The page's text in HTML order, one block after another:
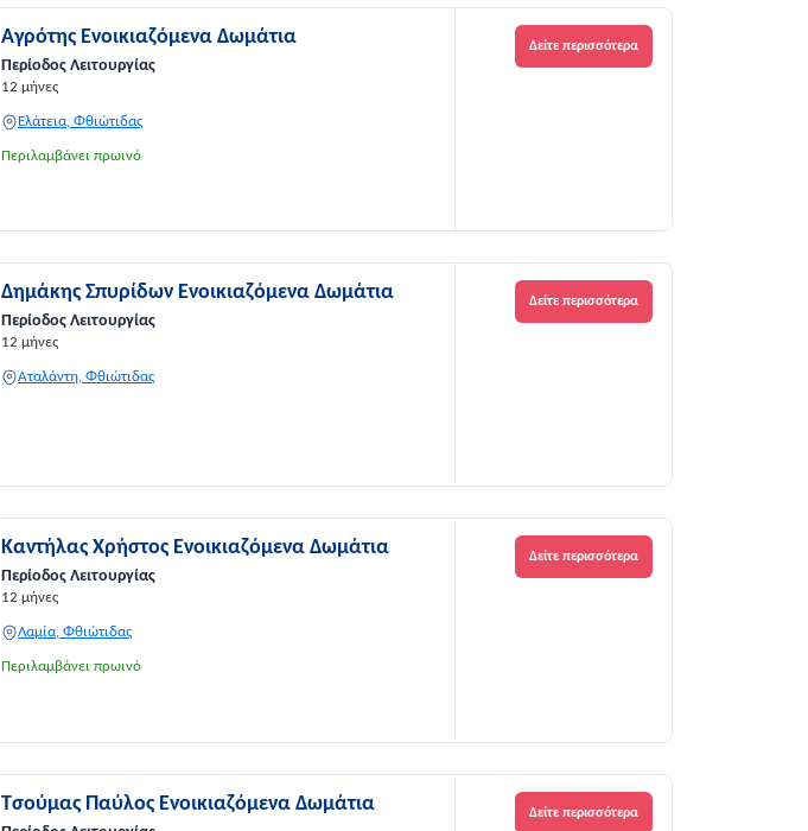
Αγρότης Ενοικιαζόμενα Δωμάτια
Περίοδος Λειτουργίας
12 μήνες
Ελάτεια, Φθιώτιδας
Περιλαμβάνει πρωινό
Δείτε περισσότερα
Δημάκης Σπυρίδων Ενοικιαζόμενα Δωμάτια
Περίοδος Λειτουργίας
12 μήνες
Αταλάντη, Φθιώτιδας
Δείτε περισσότερα
Καντήλας Χρήστος Ενοικιαζόμενα Δωμάτια
Περίοδος Λειτουργίας
12 μήνες
Λαμία, Φθιώτιδας
Περιλαμβάνει πρωινό
Δείτε περισσότερα
Τσούμας Παύλος Ενοικιαζόμενα Δωμάτια Δείτε περισσότερα